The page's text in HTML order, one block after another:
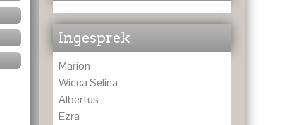
Ingesprek
Marion
Wicca Selina
Albertus
Ezra